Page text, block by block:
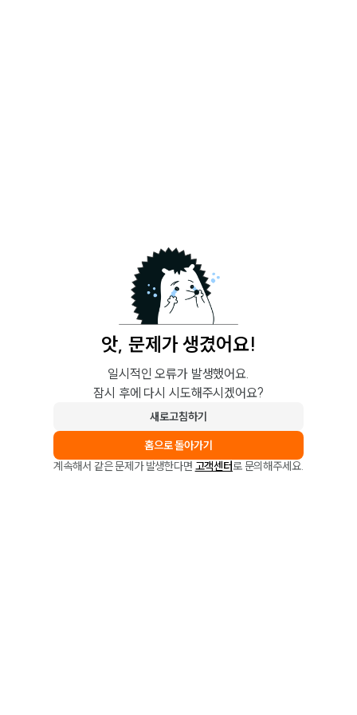
앗, 문제가 생겼어요!
일시적인 오류가 발생했어요.
잠시 후에 다시 시도해주시겠어요?
새로고침하기
홈으로 돌아가기
계속해서 같은 문제가 발생한다면 고객센터로 문의해주세요.